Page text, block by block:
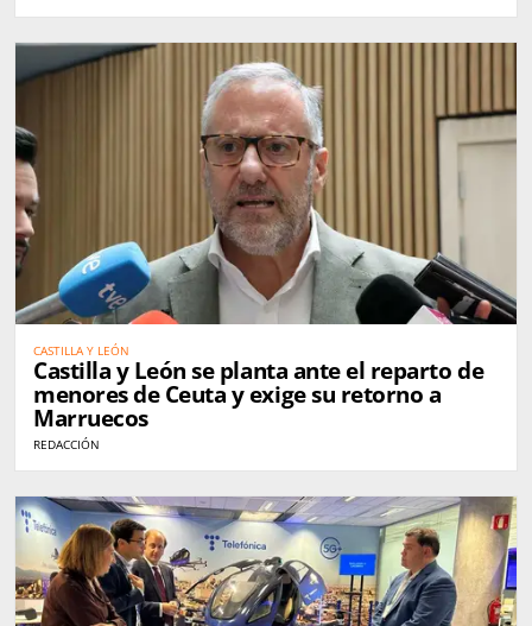
CASTILLA Y LEÓN
Castilla y León se planta ante el reparto de
menores de Ceuta y exige su retorno a
Marruecos
REDACCIÓN